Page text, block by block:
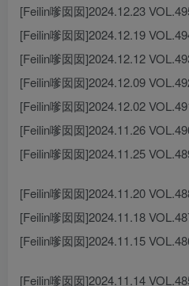
[Feilin嗲囡囡]2024.12.23
[Feilin嗲囡囡]2024.12.19
[Feilin嗲囡囡]2024.12.12
[Feilin嗲囡囡]2024.12.09
[Feilin嗲囡囡]2024.12.02
[Feilin嗲囡囡]2024.11.26
[Feilin嗲囡囡]2024.11.25
[Feilin嗲囡囡]2024.11.20
[Feilin嗲囡囡]2024.11.18
[Feilin嗲囡囡]2024.11.15
[Feilin嗲囡囡]2024.11.14